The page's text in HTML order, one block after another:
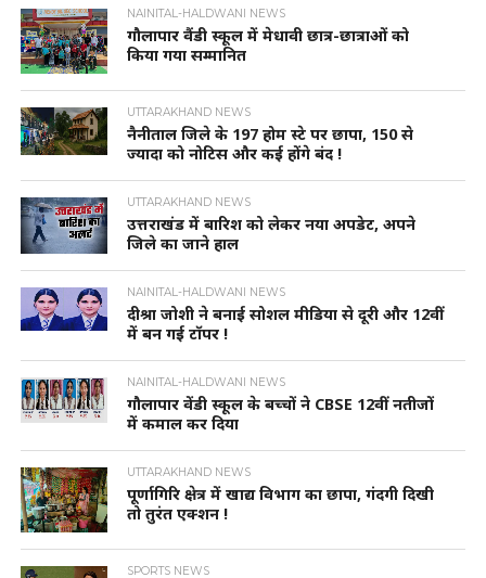
NAINITAL-HALDWANI NEWS
गौलापार वैंडी स्कूल में मेधावी छात्र-छात्राओं को
किया गया सम्मानित
UTTARAKHAND NEWS
नैनीताल जिले के 197 होम स्टे पर छापा, 150 से
ज्यादा को नोटिस और कई होंगे बंद !
UTTARAKHAND NEWS
उत्तराखंड में बारिश को लेकर नया अपडेट, अपने
जिले का जाने हाल
NAINITAL-HALDWANI NEWS
दीश्रा जोशी ने बनाई सोशल मीडिया से दूरी और 12वीं
में बन गई टॉपर !
NAINITAL-HALDWANI NEWS
गौलापार वेंडी स्कूल के बच्चों ने CBSE 12वीं नतीजों
में कमाल कर दिया
UTTARAKHAND NEWS
पूर्णागिरि क्षेत्र में खाद्य विभाग का छापा, गंदगी दिखी
तो तुरंत एक्शन !
SPORTS NEWS